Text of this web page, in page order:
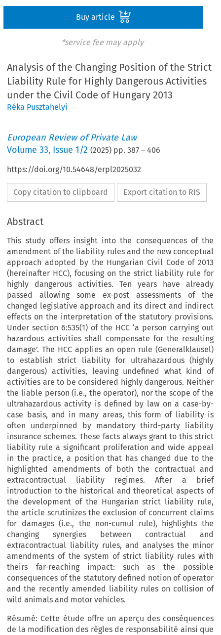
Buy article
*service fee may apply
Analysis of the Changing Position of the Strict
Liability Rule for Highly Dangerous Activities
under the Civil Code of Hungary 2013
Réka Pusztahelyi
European Review of Private Law
Volume33, Issue 1/2 (2025) pp.387 –406
https://doi.org/10.54648/erpl2025032
Copy citation to clipboard Export citation to RIS
Abstract
This study offers insight into the consequences of the
amendment of the liability rules and the new conceptual
approach adopted by the Hungarian Civil Code of 2013
(hereinafter HCC), focusing on the strict liability rule for
highly dangerous activities. Ten years have already
passed allowing some ex-post assessments of the
changed legislative approach and its direct and indirect
effects on the interpretation of the statutory provisions.
Under section 6:535(1) of the HCC ‘a person carrying out
hazardous activities shall compensate for the resulting
damage’. The HCC applies an open rule (Generalklausel)
to establish strict liability for ultrahazardous (highly
dangerous) activities, leaving undefined what kind of
activities are to be considered highly dangerous. Neither
the liable person (i.e., the operator), nor the scope of the
ultrahazardous activity is defined by law on a case-by-
case basis, and in many areas, this form of liability is
often underpinned by mandatory third-party liability
insurance schemes. These facts always grant to this strict
liability rule a significant proliferation and wide appeal
in the practice, a position that has changed due to the
highlighted amendments of both the contractual and
extracontractual liability regimes. After a brief
introduction to the historical and theoretical aspects of
the development of the Hungarian strict liability rule,
the article scrutinizes the exclusion of concurrent claims
for damages (i.e., the non-cumul rule), highlights the
changing synergies between contractual and
extracontractual liability rules, and analyses the minor
amendments of the system of strict liability rules with
theirs far-reaching impact: such as the possible
consequences of the statutory defined notion of operator
and the recently amended liability rules on collision of
wild animals and motor vehicles.
Résumé: Cette étude offre un aperçu des conséquences
de la modification des règles de responsabilité ainsi que